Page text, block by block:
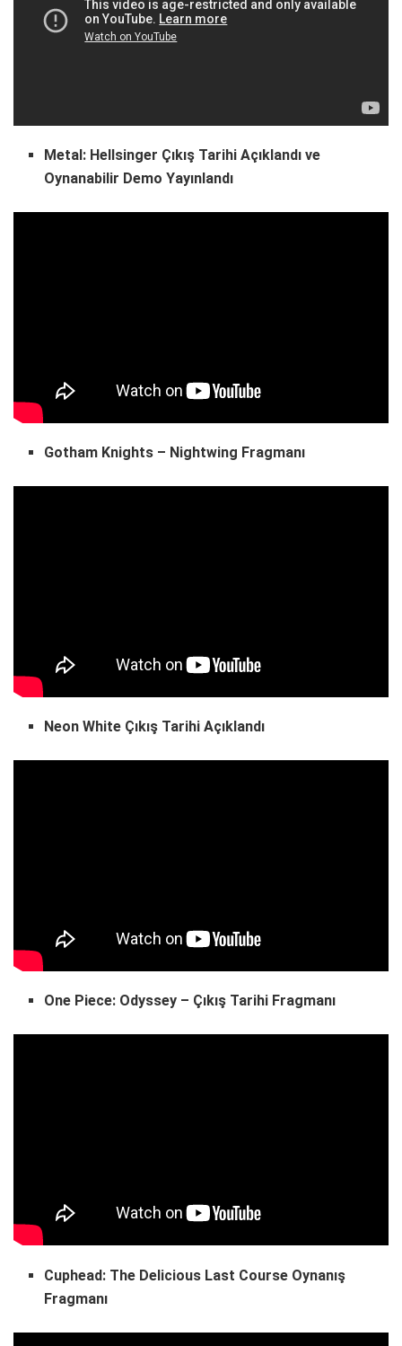
Metal: Hellsinger Çıkış Tarihi Açıklandı ve
Oynanabilir Demo Yayınlandı
Gotham Knights – Nightwing Fragmanı
Neon White Çıkış Tarihi Açıklandı
One Piece: Odyssey – Çıkış Tarihi Fragmanı
Cuphead: The Delicious Last Course Oynanış
Fragmanı